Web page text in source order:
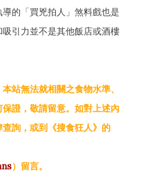
的「買兇拍人」煞料戲也是
引力並不是其他飯店或酒樓
站無法就相關之食物水準、
證，敬請留意。如對上述內
詢，或到《搜食狂人》的
）留言。